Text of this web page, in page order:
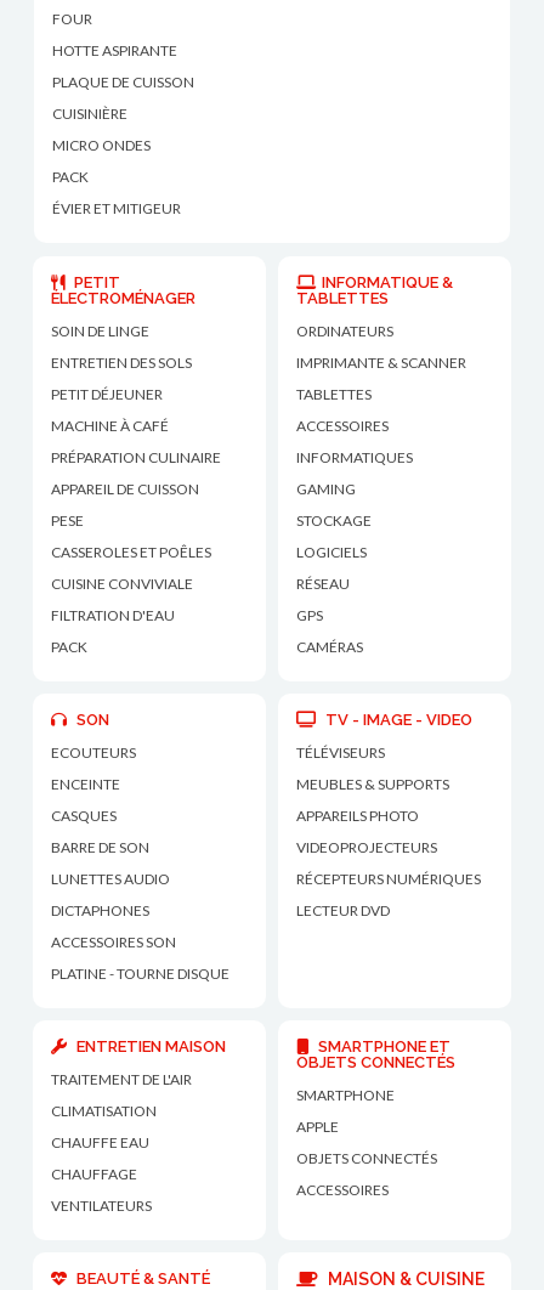
FOUR
HOTTE ASPIRANTE
PLAQUE DE CUISSON
CUISINIÈRE
MICRO ONDES
PACK
ÉVIER ET MITIGEUR
PETIT
ÉLECTROMÉNAGER
SOIN DE LINGE
ENTRETIEN DES SOLS
PETIT DÉJEUNER
MACHINE À CAFÉ
PRÉPARATION CULINAIRE
APPAREIL DE CUISSON
PESE
CASSEROLES ET POÊLES
CUISINE CONVIVIALE
FILTRATION D'EAU
PACK
INFORMATIQUE &
TABLETTES
ORDINATEURS
IMPRIMANTE & SCANNER
TABLETTES
ACCESSOIRES
INFORMATIQUES
GAMING
STOCKAGE
LOGICIELS
RÉSEAU
GPS
CAMÉRAS
SON
ECOUTEURS
ENCEINTE
CASQUES
BARRE DE SON
LUNETTES AUDIO
DICTAPHONES
ACCESSOIRES SON
PLATINE - TOURNE DISQUE
TV - IMAGE - VIDEO
TÉLÉVISEURS
MEUBLES & SUPPORTS
APPAREILS PHOTO
VIDEOPROJECTEURS
RÉCEPTEURS NUMÉRIQUES
LECTEUR DVD
ENTRETIEN MAISON
TRAITEMENT DE L'AIR
CLIMATISATION
CHAUFFE EAU
CHAUFFAGE
VENTILATEURS
SMARTPHONE ET
OBJETS CONNECTÉS
SMARTPHONE
APPLE
OBJETS CONNECTÉS
ACCESSOIRES
BEAUTÉ & SANTÉ
MAISON & CUISINE